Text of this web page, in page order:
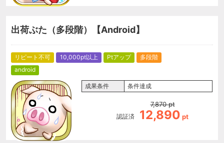
出荷ぶた（多段階）【Android】
リピート不可 10,000pt以上 Ptアップ
多段階
android
成果条件 条件達成
認証済
7,870 pt
12,890 pt